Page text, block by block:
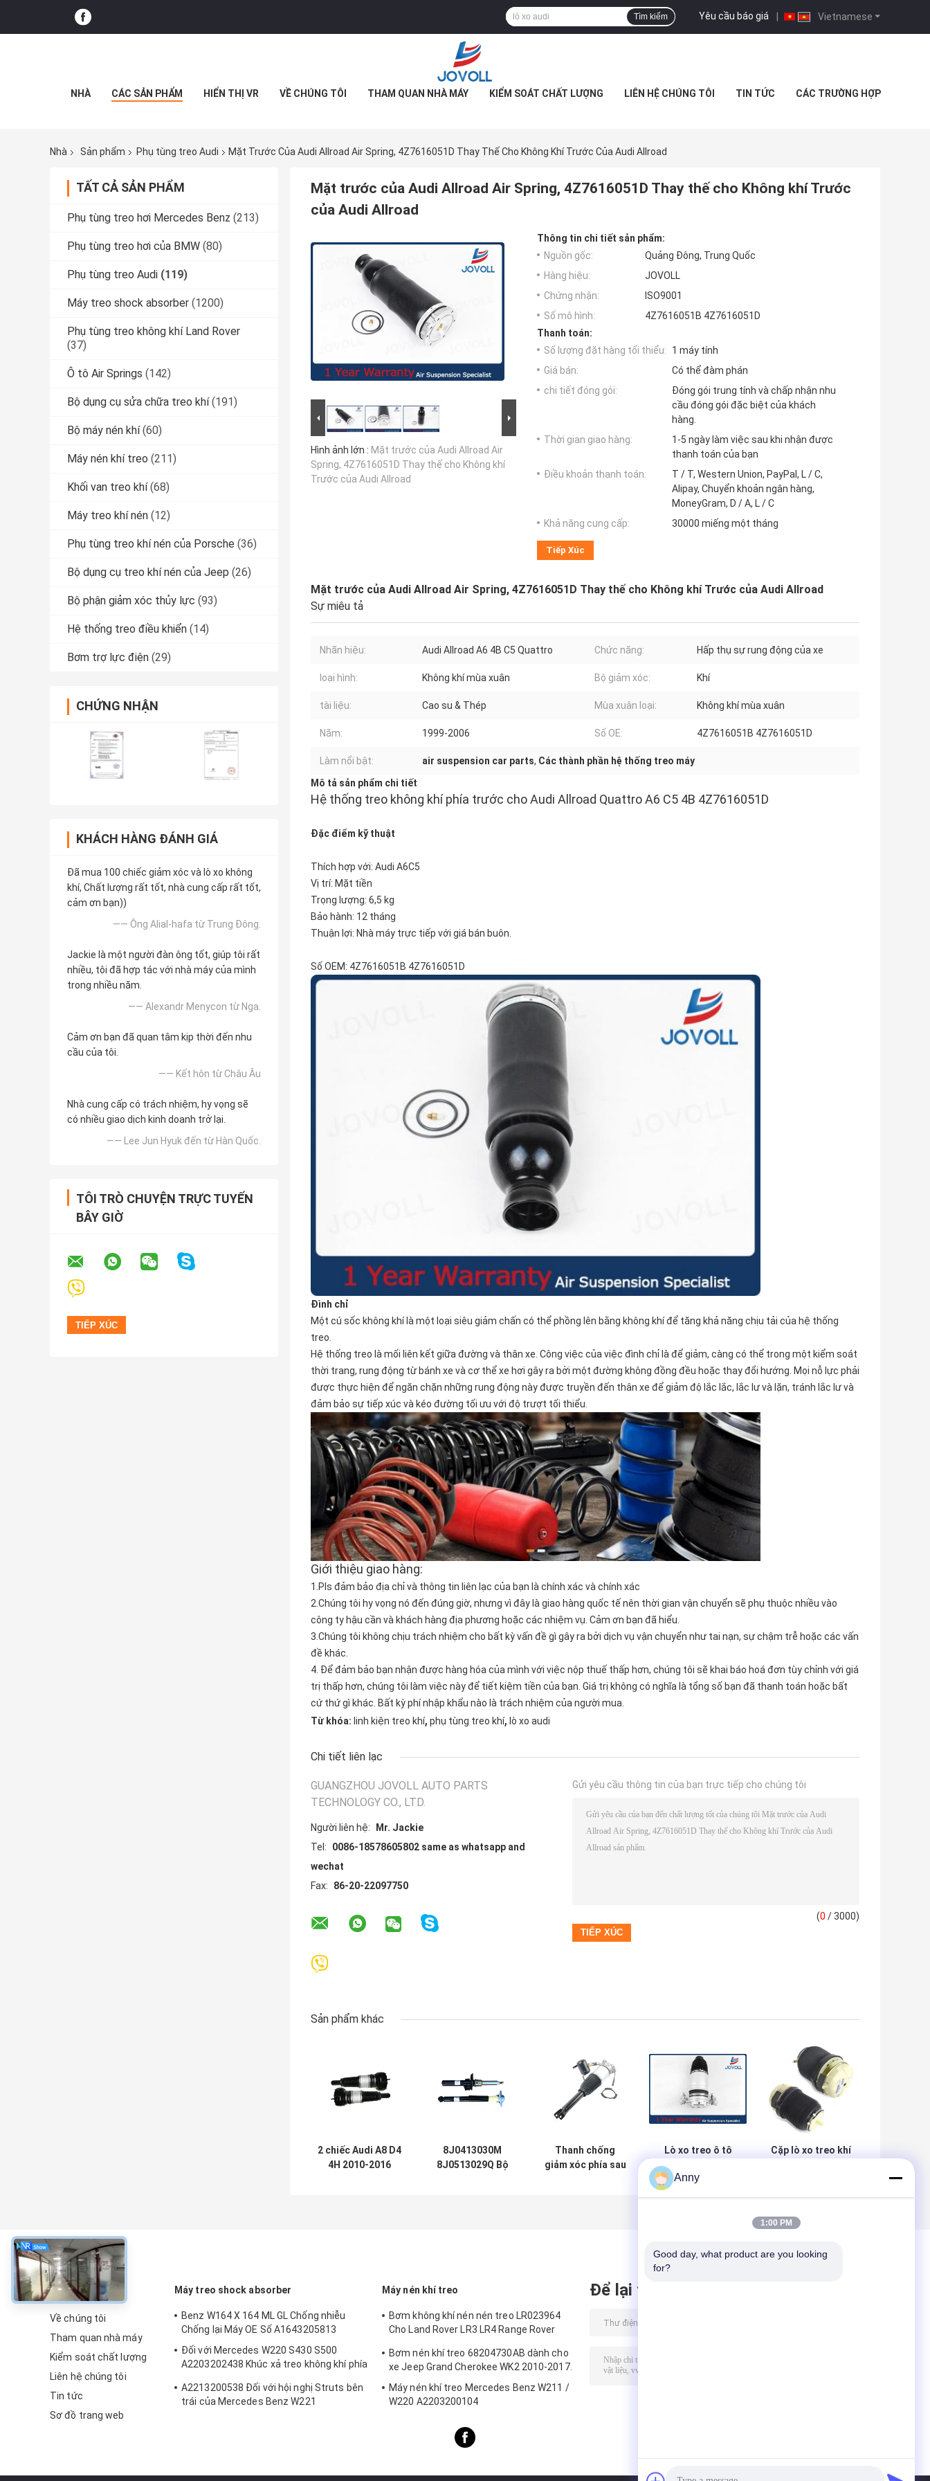
Vietnamese
Yêu cầu báo giá |
Tìm kiếm
NHÀ CÁC SẢN PHẨM HIỂN THỊ VR VỀ CHÚNG TÔI THAM QUAN NHÀ MÁY KIỂM SOÁT CHẤT LƯỢNG LIÊN HỆ CHÚNG TÔI TIN TỨC CÁC TRƯỜNG HỢP
Nhà Sản phẩm Phụ tùng treo Audi Mặt Trước Của Audi Allroad Air Spring, 4Z7616051D Thay Thế Cho Không Khí Trước Của Audi Allroad
TẤT CẢ SẢN PHẨM
Phụ tùng treo hơi Mercedes Benz (213)
Phụ tùng treo hơi của BMW (80)
Phụ tùng treo Audi (119)
Máy treo shock absorber (1200)
Phụ tùng treo không khí Land Rover
(37)
Ô tô Air Springs (142)
Bộ dụng cụ sửa chữa treo khí (191)
Bộ máy nén khí (60)
Máy nén khí treo (211)
Khối van treo khí (68)
Máy treo khí nén (12)
Phụ tùng treo khí nén của Porsche (36)
Bộ dụng cụ treo khí nén của Jeep (26)
Bộ phận giảm xóc thủy lực (93)
Hệ thống treo điều khiển (14)
Bơm trợ lực điện (29)
CHỨNG NHẬN
KHÁCH HÀNG ĐÁNH GIÁ
Đã mua 100 chiếc giảm xóc và lò xo không
khí, Chất lượng rất tốt, nhà cung cấp rất tốt,
cảm ơn bạn))
—— Ông Alial-hafa từ Trung Đông.
Jackie là một người đàn ông tốt, giúp tôi rất
nhiều, tôi đã hợp tác với nhà máy của mình
trong nhiều năm.
—— Alexandr Menycon từ Nga.
Cảm ơn bạn đã quan tâm kịp thời đến nhu
cầu của tôi.
—— Kết hôn từ Châu Âu
Nhà cung cấp có trách nhiệm, hy vọng sẽ
có nhiều giao dịch kinh doanh trở lại.
—— Lee Jun Hyuk đến từ Hàn Quốc.
TÔI TRÒ CHUYỆN TRỰC TUYẾN
BÂY GIỜ
Mặt trước của Audi Allroad Air Spring, 4Z7616051D Thay thế cho Không khí Trước
của Audi Allroad
Hình ảnh lớn : Mặt trước của Audi Allroad Air
Spring, 4Z7616051D Thay thế cho Không khí
Trước của Audi Allroad
Thông tin chi tiết sản phẩm:
Nguồn gốc:
Quảng Đông, Trung Quốc
Hàng hiệu:
JOVOLL
Chứng nhận:
ISO9001
Số mô hình:
4Z7616051B 4Z7616051D
Thanh toán:
Số lượng đặt hàng tối thiểu:
1 máy tính
Giá bán:
Có thể đàm phán
chi tiết đóng gói:
Đóng gói trung tính và chấp nhận nhu
cầu đóng gói đặc biệt của khách
hàng.
Thời gian giao hàng:
1-5 ngày làm việc sau khi nhận được
thanh toán của bạn
Điều khoản thanh toán:
T / T, Western Union, PayPal, L / C,
Alipay, Chuyển khoản ngân hàng,
MoneyGram, D / A, L / C
Khả năng cung cấp:
30000 miếng một tháng
Tiếp Xúc
Mặt trước của Audi Allroad Air Spring, 4Z7616051D Thay thế cho Không khí Trước của Audi Allroad
Sự miêu tả
Nhãn hiệu: Audi Allroad A6 4B C5 Quattro Chức năng: Hấp thụ sự rung động của xe
loại hình: Không khí mùa xuân Bộ giảm xóc: Khí
tài liệu: Cao su & Thép Mùa xuân loại: Không khí mùa xuân
Năm: 1999-2006 Số OE: 4Z7616051B 4Z7616051D
Làm nổi bật: air suspension car parts, Các thành phần hệ thống treo máy
Mô tả sản phẩm chi tiết
Hệ thống treo không khí phía trước cho Audi Allroad Quattro A6 C5 4B 4Z7616051D
Đặc điểm kỹ thuật
Thích hợp với: Audi A6C5
Vị trí: Mặt tiền
Trọng lượng: 6,5 kg
Bảo hành: 12 tháng
Thuận lợi: Nhà máy trực tiếp với giá bán buôn.
Số OEM: 4Z7616051B 4Z7616051D
Đình chỉ
Một cú sốc không khí là một loại siêu giảm chấn có thể phồng lên bằng không khí để tăng khả năng chịu tải của hệ thống
treo.
Hệ thống treo là mối liên kết giữa đường và thân xe. Công việc của việc đình chỉ là để giảm, càng có thể trong một kiểm soát
thời trang, rung động từ bánh xe và cơ thể xe hơi gây ra bởi một đường không đồng đều hoặc thay đổi hướng. Mọi nỗ lực phải
được thực hiện để ngăn chặn những rung động này được truyền đến thân xe để giảm độ lắc lắc, lắc lư và lặn, tránh lắc lư và
đảm bảo sự tiếp xúc và kéo đường tối ưu với độ trượt tối thiểu.
Giới thiệu giao hàng:
1.Pls đảm bảo địa chỉ và thông tin liên lạc của bạn là chính xác và chính xác
2.Chúng tôi hy vọng nó đến đúng giờ, nhưng vì đây là giao hàng quốc tế nên thời gian vận chuyển sẽ phụ thuộc nhiều vào
công ty hậu cần và khách hàng địa phương hoặc các nhiệm vụ. Cảm ơn bạn đã hiểu.
3.Chúng tôi không chịu trách nhiệm cho bất kỳ vấn đề gì gây ra bởi dịch vụ vận chuyển như tai nạn, sự chậm trễ hoặc các vấn
đề khác.
4. Để đảm bảo bạn nhận được hàng hóa của mình với việc nộp thuế thấp hơn, chúng tôi sẽ khai báo hoá đơn tùy chỉnh với giá
trị thấp hơn, chúng tôi làm việc này để tiết kiệm tiền của bạn. Giá trị không có nghĩa là tổng số bạn đã thanh toán hoặc bất
cứ thứ gì khác. Bất kỳ phí nhập khẩu nào là trách nhiệm của người mua.
Từ khóa: linh kiện treo khí, phụ tùng treo khí, lò xo audi
Chi tiết liên lạc
GUANGZHOU JOVOLL AUTO PARTS
TECHNOLOGY CO., LTD.
Người liên hệ:
Mr. Jackie
Tel:
0086-18578605802 same as whatsapp and
wechat
Fax:
86-20-22097750
Gửi yêu cầu thông tin của bạn trực tiếp cho chúng tôi
(0 / 3000)
Sản phẩm khác
2 chiếc Audi A8 D4
4H 2010-2016
8J0413030M
8J0513029Q Bộ
Thanh chống
giảm xóc phía sau
Lò xo treo ô tô
phía sau bên trái
bên phải cho Audi
Q7 VW Touareg
Cặp lò xo treo khí
4F0616001J
về
Về chúng tôi
Tham quan nhà máy
Kiểm soát chất lượng
Liên hệ chúng tôi
Tin tức
Sơ đồ trang web
Máy treo shock absorber
Benz W164 X 164 ML GL Chống nhiễu
Chống lại Máy OE Số A1643205813
Đối với Mercedes W220 S430 S500
A2203202438 Khúc xả treo không khí phía
A2213200538 Đối với hội nghị Struts bên
trái của Mercedes Benz W221
Máy nén khí treo
Bơm không khí nén nén treo LR023964
Cho Land Rover LR3 LR4 Range Rover
Bơm nén khí treo 68204730AB dành cho
xe Jeep Grand Cherokee WK2 2010-2017.
Máy nén khí treo Mercedes Benz W211 /
W220 A2203200104
Để lại tin nhắn
Anny
1:00 PM
Good day, what product are you looking
for?